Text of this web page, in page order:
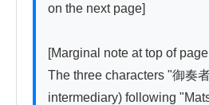
on the next page]
[Marginal note at top of
The three characters "御奏
intermediary) following